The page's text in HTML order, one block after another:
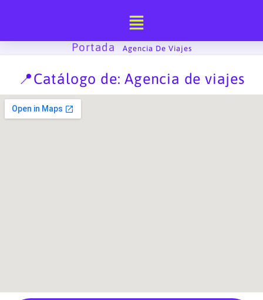
Portada
Agencia De Viajes
📍Catálogo de: Agencia de viajes